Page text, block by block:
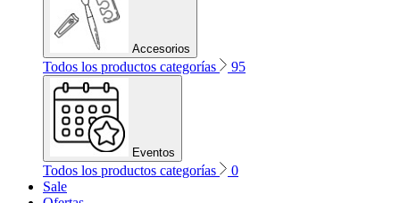
Accesorios
Todos los productos categorías 95
Eventos
Todos los productos categorías
0
Sale